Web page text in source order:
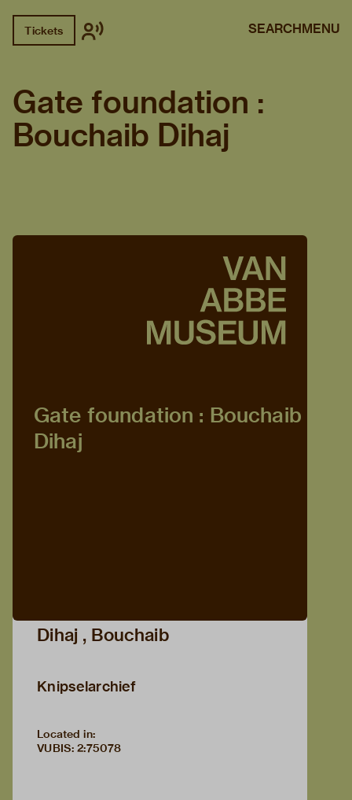
Tickets SEARCHMENU
Gate foundation :
Bouchaib Dihaj
Gate foundation : Bouchaib
Dihaj
Dihaj , Bouchaib
Knipselarchief
Located in:
VUBIS: 2:75078